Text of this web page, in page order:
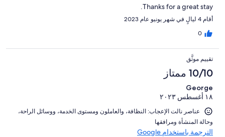
Thanks for a great stay.
أقام 4 ليالٍ في شهر يونيو عام 2023
0
تقييم موثَّق
10/10 ممتاز
George
١٨ أغسطس ٢٠٢٣
عناصر نالت الإعجاب: ⁦النظافة⁩، و⁦العاملون ومستوى الخدمة⁩، و⁦وسائل الراحة⁩،
و⁦حالة المنشأة ومرافقها⁩
الترجمة باستخدام Google